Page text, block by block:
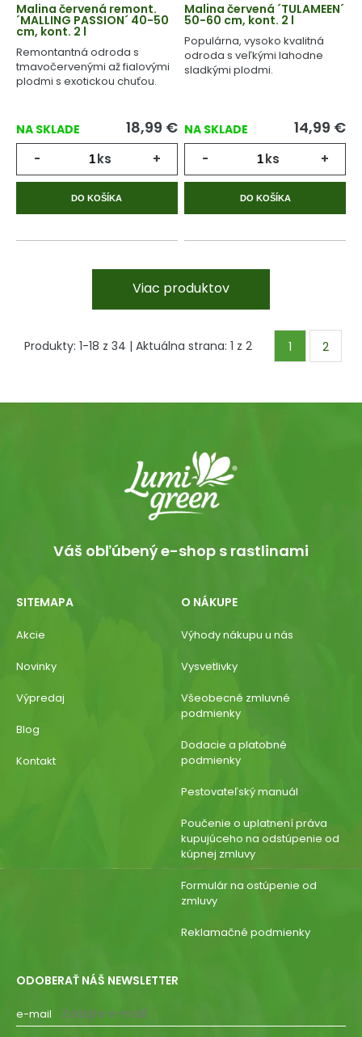
Malina červená remont.
´MALLING PASSION´ 40-50
cm, kont. 2 l
Remontantná odroda s
tmavočervenými až fialovými
plodmi s exotickou chuťou.
NA SKLADE 18,99 €
- ks +
DO KOŠÍKA
Malina červená ´TULAMEEN´
50-60 cm, kont. 2 l
Populárna, vysoko kvalitná
odroda s veľkými lahodne
sladkými plodmi.
NA SKLADE 14,99 €
- ks +
DO KOŠÍKA
Viac produktov
1 2
Produkty: 1-18 z 34 | Aktuálna strana: 1 z 2
Váš obľúbený e-shop s rastlinami
SITEMAPA
Akcie
Novinky
Výpredaj
Blog
Kontakt
O NÁKUPE
Výhody nákupu u nás
Vysvetlivky
Všeobecné zmluvné
podmienky
Dodacie a platobné
podmienky
Pestovateľský manuál
Poučenie o uplatnení práva
kupujúceho na odstúpenie od
kúpnej zmluvy
Formulár na ostúpenie od
zmluvy
Reklamačné podmienky
ODOBERAŤ NÁŠ NEWSLETTER
e-mail